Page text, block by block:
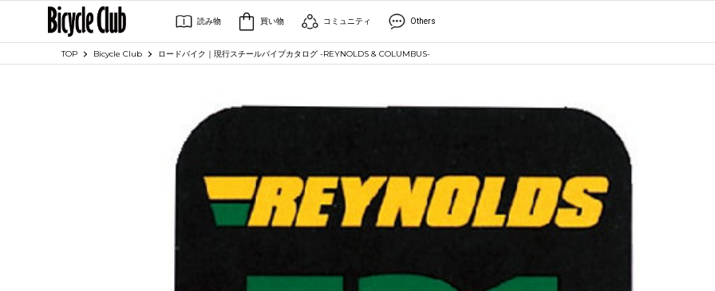
読み物 買い物 コミュニティ Others
TOP Bicycle Club ロードバイク｜現行スチールパイプカタログ -REYNOLDS & COLUMBUS-